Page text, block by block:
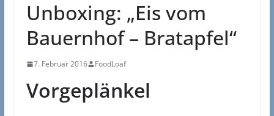
Unboxing: „Eis vom
Bauernhof – Bratapfel“
7. Februar 2016 FoodLoaf
Vorgeplänkel